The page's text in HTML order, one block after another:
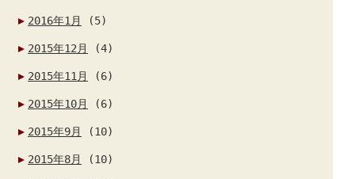
2016年1月 (5)
2015年12月 (4)
2015年11月 (6)
2015年10月 (6)
2015年9月 (10)
2015年8月 (10)